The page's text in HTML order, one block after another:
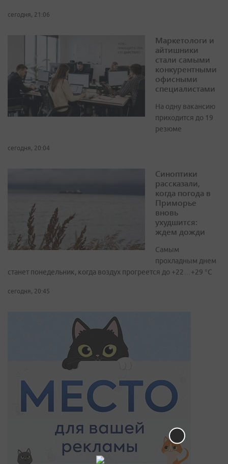
сегодня, 21:06
Маркетологи и
айтишники
стали самыми
конкурентными
офисными
специалистами
На одну вакансию
приходится до 19
резюме
сегодня, 20:04
Синоптики
рассказали,
когда погода в
Приморье
вновь
ухудшится:
ждем дожди
Самым
прохладным днем
станет понедельник, когда воздух прогреется до +22…+29 °С
сегодня, 20:45